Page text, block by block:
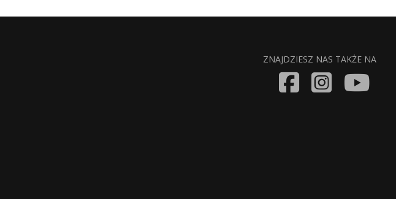
ZNAJDZIESZ NAS TAKŻE NA